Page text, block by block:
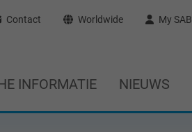
Contact Worldwide My SAB
INFORMATIE NIEUWS